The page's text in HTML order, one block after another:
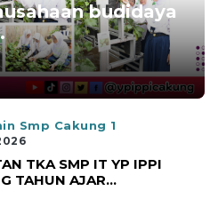
budidaya
Smp Cakung 1
TKA SMP IT YP IPPI
TAHUN AJAR...